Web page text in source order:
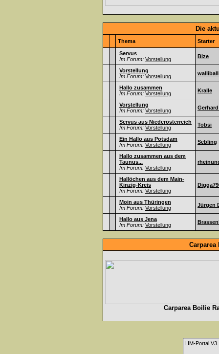
Die
Thema Starter
Servus
Im Forum: Vorstellung Bize
Vorstellung
Im Forum: Vorstellung
Hallo zusammen
Im Forum: Vorstellung Kralle
Vorstellung
Im Forum: Vorstellung Gerhard
Servus aus Niederösterreich
Im Forum: Vorstellung Tobsi
Ein Hallo aus Potsdam
Im Forum: Vorstellung Sebling
Hallo zusammen aus dem
Taunus...
Im Forum: Vorstellung
Hallöchen aus dem Main-
Kinzig-Kreis
Im Forum: Vorstellung
Moin aus Thüringen
Im Forum: Vorstellung Jürgen
Hallo aus Jena
Im Forum: Vorstellung
Carparea Boilie
HM-Portal